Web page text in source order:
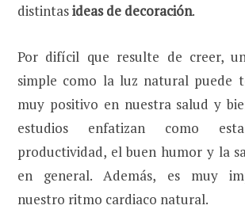
distintasideas de decoración.
Por difícil que resulte de creer,
simple como la luz natural puede
muy positivo en nuestra salud y
estudios enfatizan como
productividad, el buen humor y la
en general. Además, es muy
nuestro ritmo cardiaco natural.